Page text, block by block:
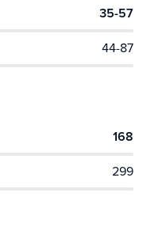
35-57
44-87
168
299